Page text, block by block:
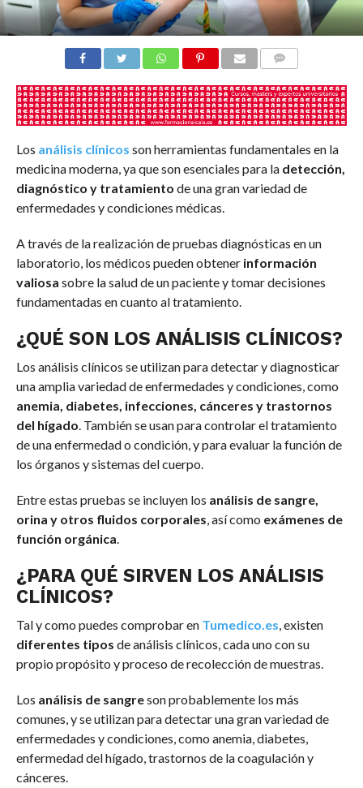
Los análisis clínicos son herramientas fundamentales en la
medicina moderna, ya que son esenciales para la detección,
diagnóstico y tratamiento de una gran variedad de
enfermedades y condiciones médicas.
A través de la realización de pruebas diagnósticas en un
laboratorio, los médicos pueden obtener información
valiosa sobre la salud de un paciente y tomar decisiones
fundamentadas en cuanto al tratamiento.
¿QUÉ SON LOS ANÁLISIS CLÍNICOS?
Los análisis clínicos se utilizan para detectar y diagnosticar
una amplia variedad de enfermedades y condiciones, como
anemia, diabetes, infecciones, cánceres y trastornos
del hígado. También se usan para controlar el tratamiento
de una enfermedad o condición, y para evaluar la función de
los órganos y sistemas del cuerpo.
Entre estas pruebas se incluyen los análisis de sangre,
orina y otros fluidos corporales, así como exámenes de
función orgánica.
¿PARA QUÉ SIRVEN LOS ANÁLISIS
CLÍNICOS?
Tal y como puedes comprobar en Tumedico.es, existen
diferentes tipos de análisis clínicos, cada uno con su
propio propósito y proceso de recolección de muestras.
Los análisis de sangreson probablemente los más
comunes, y se utilizan para detectar una gran variedad de
enfermedades y condiciones, como anemia, diabetes,
enfermedad del hígado, trastornos de la coagulación y
cánceres.